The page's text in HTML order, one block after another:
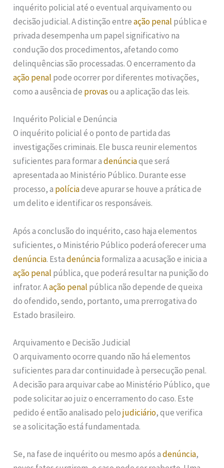
inquérito policial até o eventual arquivamento ou
decisão judicial. A distinção entreação penal pública e
privada desempenha um papel significativo na
condução dos procedimentos, afetando como
delinquências são processadas. O encerramento da
ação penal pode ocorrer por diferentes motivações,
como a ausência de provasou a aplicação das leis.
Inquérito Policial e Denúncia
O inquérito policial é o ponto de partida das
investigações criminais. Ele busca reunir elementos
suficientes para formar adenúnciaque será
apresentada ao Ministério Público. Durante esse
processo, a políciadeve apurar se houve a prática de
um delito e identificar os responsáveis.
Após a conclusão do inquérito, caso haja elementos
suficientes, o Ministério Público poderá oferecer uma
denúncia. Estadenúnciaformaliza a acusação e inicia a
ação penal pública, que poderá resultar na punição do
infrator. Aação penal pública não depende de queixa
do ofendido, sendo, portanto, uma prerrogativa do
Estado brasileiro.
Arquivamento e Decisão Judicial
O arquivamento ocorre quando não há elementos
suficientes para dar continuidade à persecução penal.
A decisão para arquivar cabe ao Ministério Público, que
pode solicitar ao juiz o encerramento do caso. Este
pedido é então analisado pelojudiciário, que verifica
se a solicitação está fundamentada.
Se, na fase de inquérito ou mesmo após adenúncia,